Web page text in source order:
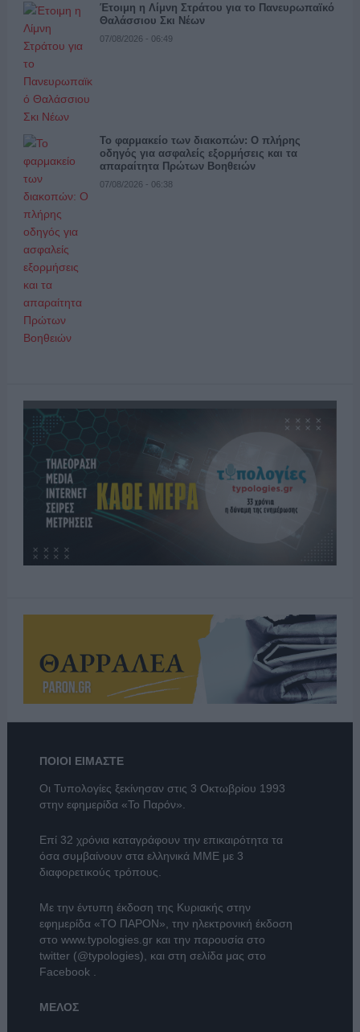
Έτοιμη η Λίμνη Στράτου για το Πανευρωπαϊκό
Θαλάσσιου Σκι Νέων
07/08/2026 - 06:49
Το φαρμακείο των διακοπών: Ο πλήρης
οδηγός για ασφαλείς εξορμήσεις και τα
απαραίτητα Πρώτων Βοηθειών
07/08/2026 - 06:38
ΠΟΙΟΙ ΕΙΜΑΣΤΕ
Οι Τυπολογίες ξεκίνησαν στις 3 Οκτωβρίου 1993
στην εφημερίδα «Το Παρόν».
Επί 32 χρόνια καταγράφουν την επικαιρότητα τα
όσα συμβαίνουν στα ελληνικά ΜΜΕ με 3
διαφορετικούς τρόπους.
Με την έντυπη έκδοση της Κυριακής στην
εφημερίδα «ΤΟ ΠΑΡΟΝ» , την ηλεκτρονική έκδοση
στο www.typologies.grκαι την παρουσία στο
twitter (@typologies) , και στη σελίδα μας στο
Facebook
ΜΕΛΟΣ